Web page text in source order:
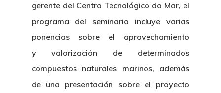
gerente del Centro Tecnológico do Mar, el
programa del seminario incluye varias
ponencias sobre el aprovechamiento
y valorización de determinados
compuestos naturales marinos, además
de una presentación sobre el proyecto